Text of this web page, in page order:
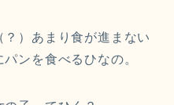
）あまり食が進まない
ンを食べるひなの。